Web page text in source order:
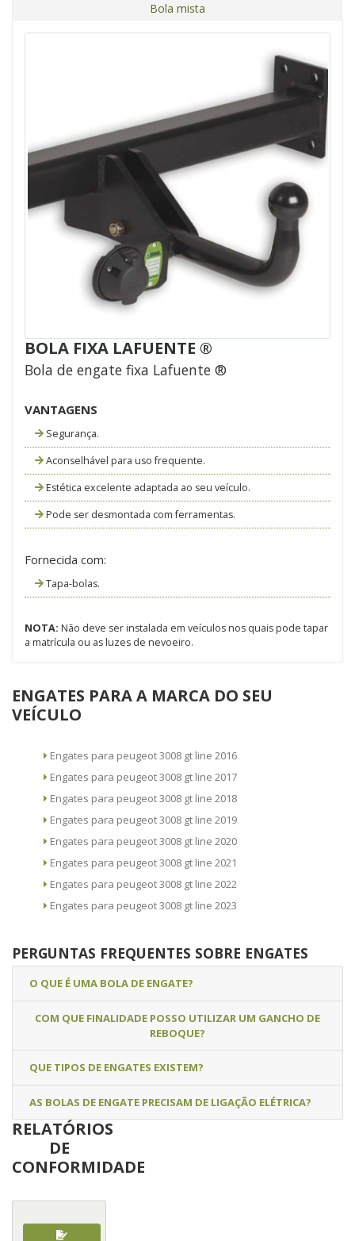
Bola mista
BOLA FIXA LAFUENTE ®
Bola de engate fixa Lafuente ®
VANTAGENS
Segurança.
Aconselhável para uso frequente.
Estética excelente adaptada ao seu veículo.
Pode ser desmontada com ferramentas.
Fornecida com:
Tapa-bolas.
NOTA: Não deve ser instalada em veículos nos quais pode tapar
a matrícula ou as luzes de nevoeiro.
ENGATES PARA A MARCA DO SEU
VEÍCULO
Engates para peugeot 3008 gt line 2016
Engates para peugeot 3008 gt line 2017
Engates para peugeot 3008 gt line 2018
Engates para peugeot 3008 gt line 2019
Engates para peugeot 3008 gt line 2020
Engates para peugeot 3008 gt line 2021
Engates para peugeot 3008 gt line 2022
Engates para peugeot 3008 gt line 2023
PERGUNTAS FREQUENTES SOBRE ENGATES
O QUE É UMA BOLA DE ENGATE?
COM QUE FINALIDADE POSSO UTILIZAR UM GANCHO DE
REBOQUE?
QUE TIPOS DE ENGATES EXISTEM?
AS BOLAS DE ENGATE PRECISAM DE LIGAÇÃO ELÉTRICA?
RELATÓRIOS
DE
CONFORMIDADE